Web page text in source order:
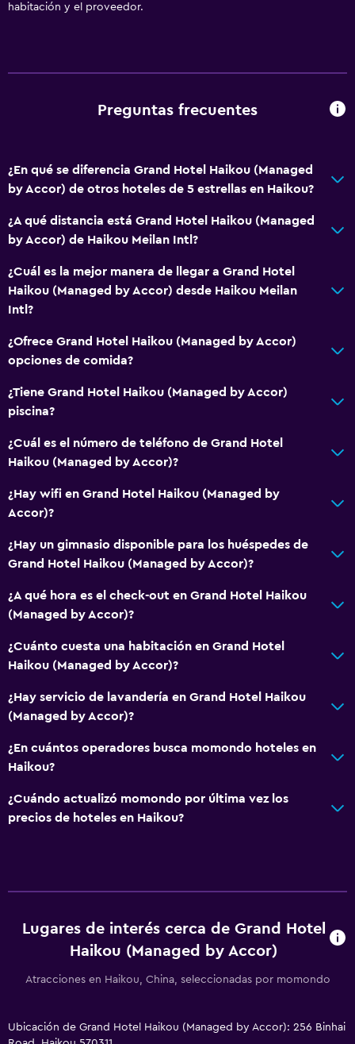
habitación y el proveedor.
Preguntas frecuentes
¿En qué se diferencia Grand Hotel Haikou (Managed
by Accor) de otros hoteles de 5 estrellas en Haikou?
¿A qué distancia está Grand Hotel Haikou (Managed
by Accor) de Haikou Meilan Intl?
¿Cuál es la mejor manera de llegar a Grand Hotel
Haikou (Managed by Accor) desde Haikou Meilan
Intl?
¿Ofrece Grand Hotel Haikou (Managed by Accor)
opciones de comida?
¿Tiene Grand Hotel Haikou (Managed by Accor)
piscina?
¿Cuál es el número de teléfono de Grand Hotel
Haikou (Managed by Accor)?
¿Hay wifi en Grand Hotel Haikou (Managed by
Accor)?
¿Hay un gimnasio disponible para los huéspedes de
Grand Hotel Haikou (Managed by Accor)?
¿A qué hora es el check-out en Grand Hotel Haikou
(Managed by Accor)?
¿Cuánto cuesta una habitación en Grand Hotel
Haikou (Managed by Accor)?
¿Hay servicio de lavandería en Grand Hotel Haikou
(Managed by Accor)?
¿En cuántos operadores busca momondo hoteles en
Haikou?
¿Cuándo actualizó momondo por última vez los
precios de hoteles en Haikou?
Lugares de interés cerca de Grand Hotel
Haikou (Managed by Accor)
Atracciones en Haikou, China, seleccionadas por momondo
Ubicación de Grand Hotel Haikou (Managed by Accor): 256 Binhai